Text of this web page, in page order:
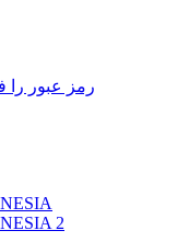
رمز عبور را
2